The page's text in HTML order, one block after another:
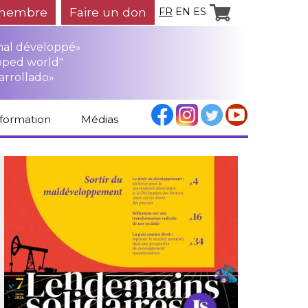
Faire un don FR EN ES
développé»
world"
Médias
Revue de presse